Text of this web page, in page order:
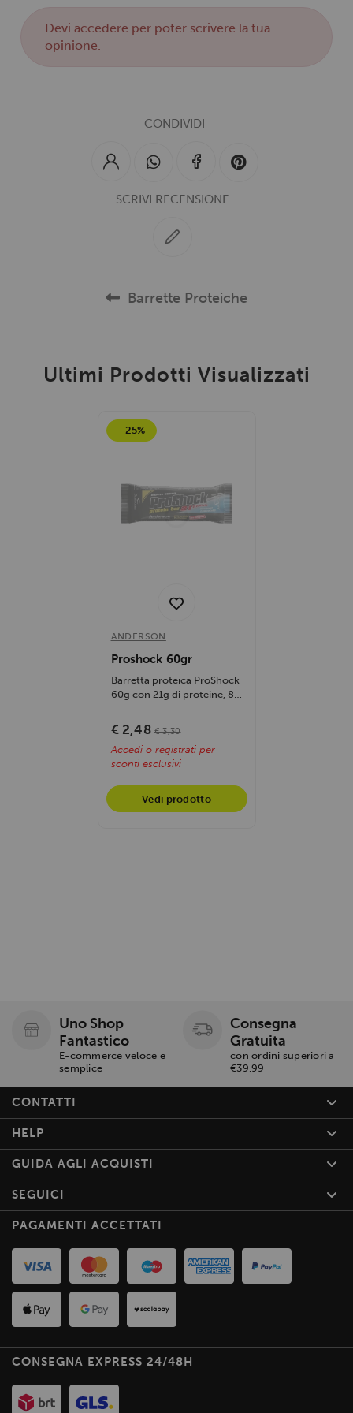
Deviaccedere per poter scrivere la tua
opinione.
CONDIVIDI
SCRIVI RECENSIONE
Barrette Proteiche
Ultimi Prodotti Visualizzati
- 25%
ANDERSON
Proshock 60gr
Barretta proteica ProShock
60g con 21g di proteine, 8
come...
€ 2,48 € 3,30
Accedi o registrati per
sconti esclusivi
Vedi prodotto
Uno Shop
Fantastico
E-commerce veloce e
semplice
Consegna
Gratuita
con ordini superiori a
€39,99
CONTATTI
HELP
GUIDA AGLI ACQUISTI
SEGUICI
PAGAMENTI ACCETTATI
CONSEGNA EXPRESS 24/48H